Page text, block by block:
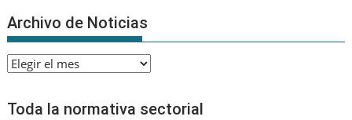
Archivo de Noticias
Archivo
Noticias
Toda la normativa sectorial